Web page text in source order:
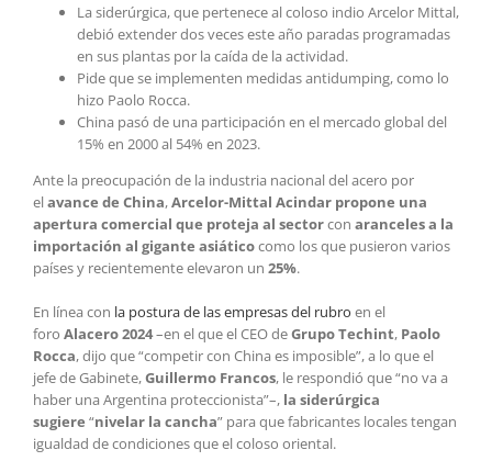
La siderúrgica, que pertenece al coloso indio Arcelor Mittal,
debió extender dos veces este año paradas programadas
en sus plantas por la caída de la actividad.
Pide que se implementen medidas antidumping, como lo
hizo Paolo Rocca.
China pasó de una participación en el mercado global del
15% en 2000 al 54% en 2023.
Ante la preocupación de la industria nacional del acero por
elavance de China,Arcelor-Mittal Acindar propone una
apertura comercial que proteja al sectorcon aranceles a la
importación al gigante asiáticocomo los que pusieron varios
países y recientemente elevaron un 25%.
En línea con la postura de las empresas del rubro en el
foro Alacero 2024–en el que el CEO deGrupo Techint, Paolo
Rocca, dijo que “competir con China es imposible”, a lo que el
jefe de Gabinete,Guillermo Francos, le respondió que “no va a
haber una Argentina proteccionista”–, la siderúrgica
sugiere “nivelar la cancha” para que fabricantes locales tengan
igualdad de condiciones que el coloso oriental.